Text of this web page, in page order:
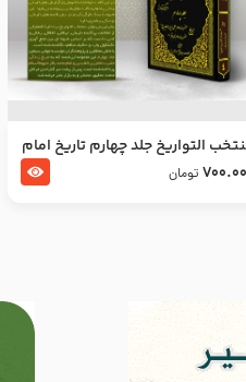
التواریخ جلد چهارم تاریخ امام
العابدین و امام محمد باقر
تومان